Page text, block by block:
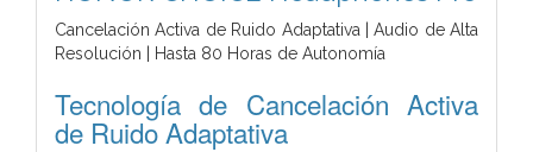
Cancelación Activa de Ruido Adaptativa | Audio de Alta
Resolución | Hasta 80 Horas de Autonomía
Tecnología de Cancelación Activa
de Ruido Adaptativa